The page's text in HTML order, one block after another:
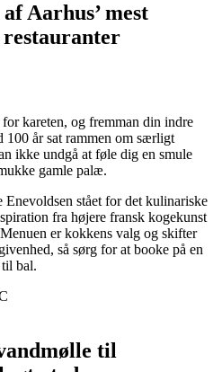
Aarhus’ mest
kareten, og fremman din indre
100 år sat rammen om særligt
ikke undgå at føle dig en smule
gamle palæ.
stået for det kulinariske
fra højere fransk kogekunst
er kokkens valg og skifter
så sørg for at booke på en
bal.
til